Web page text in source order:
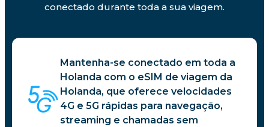
conectado durante toda a sua viagem.
Mantenha-se conectado em toda a
Holanda com o eSIM de viagem da
Holanda, que oferece velocidades
4G e 5G rápidas para navegação,
streaming e chamadas sem